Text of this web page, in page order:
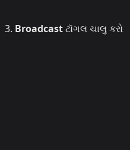
Broadcastટૉગલ ચાલુ કરો